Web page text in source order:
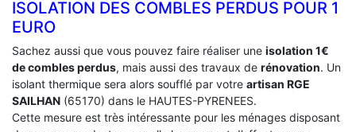
ISOLATION DES COMBLES PERDUS POUR 1
EURO
Sachez aussi que vous pouvez faire réaliser une isolation 1€
de combles perdus, mais aussi des travaux de rénovation. Un
isolant thermique sera alors soufflé par votre artisan RGE
SAILHAN (65170) dans le HAUTES-PYRENEES.
Cette mesure est très intéressante pour les ménages disposant